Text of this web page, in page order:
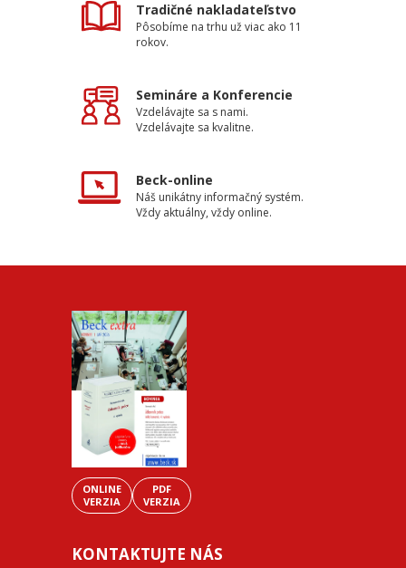
Tradičné nakladateľstvo
Pôsobíme na trhu už viac ako 11
rokov.
Semináre a Konferencie
Vzdelávajte sa s nami.
Vzdelávajte sa kvalitne.
Beck-online
Náš unikátny informačný systém.
Vždy aktuálny, vždy online.
ONLINE
VERZIA
PDF
VERZIA
KONTAKTUJTE NÁS